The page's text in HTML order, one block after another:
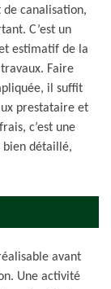
canalisation,
C’est un
estimatif de la
Faire
il suffit
prestataire et
c’est une
bien détaillé,
avant
Une activité